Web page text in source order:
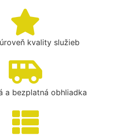
kvality služieb
a bezplatná obhliadka